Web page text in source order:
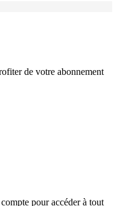
de votre abonnement
pour accéder à tout